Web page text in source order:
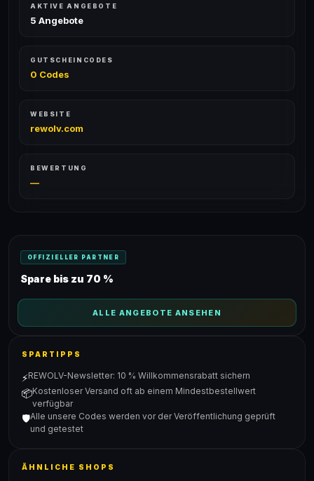
AKTIVE ANGEBOTE
5 Angebote
GUTSCHEINCODES
0 Codes
WEBSITE
rewolv.com
BEWERTUNG
—
OFFIZIELLER PARTNER
Spare bis zu 70 %
ALLE ANGEBOTE ANSEHEN
SPARTIPPS
⚡REWOLV-Newsletter: 10 % Willkommensrabatt sichern
📦Kostenloser Versand oft ab einem Mindestbestellwert
verfügbar
🛡️Alle unsere Codes werden vor der Veröffentlichung geprüft
und getestet
ÄHNLICHE SHOPS